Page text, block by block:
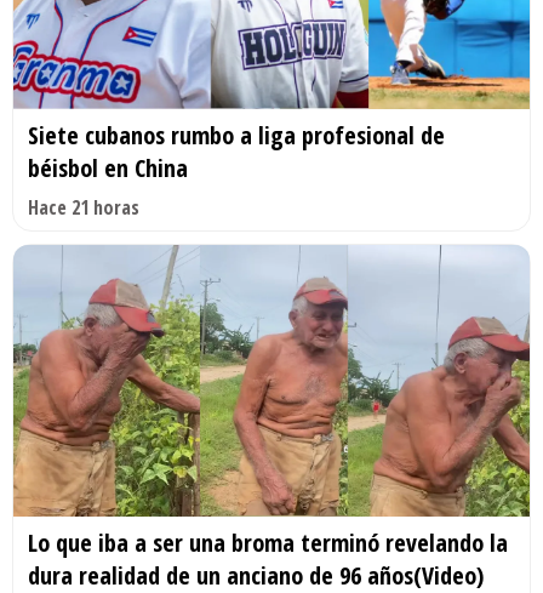
Siete cubanos rumbo a liga profesional de
béisbol en China
Hace 21 horas
Lo que iba a ser una broma terminó revelando la
dura realidad de un anciano de 96 años(Video)